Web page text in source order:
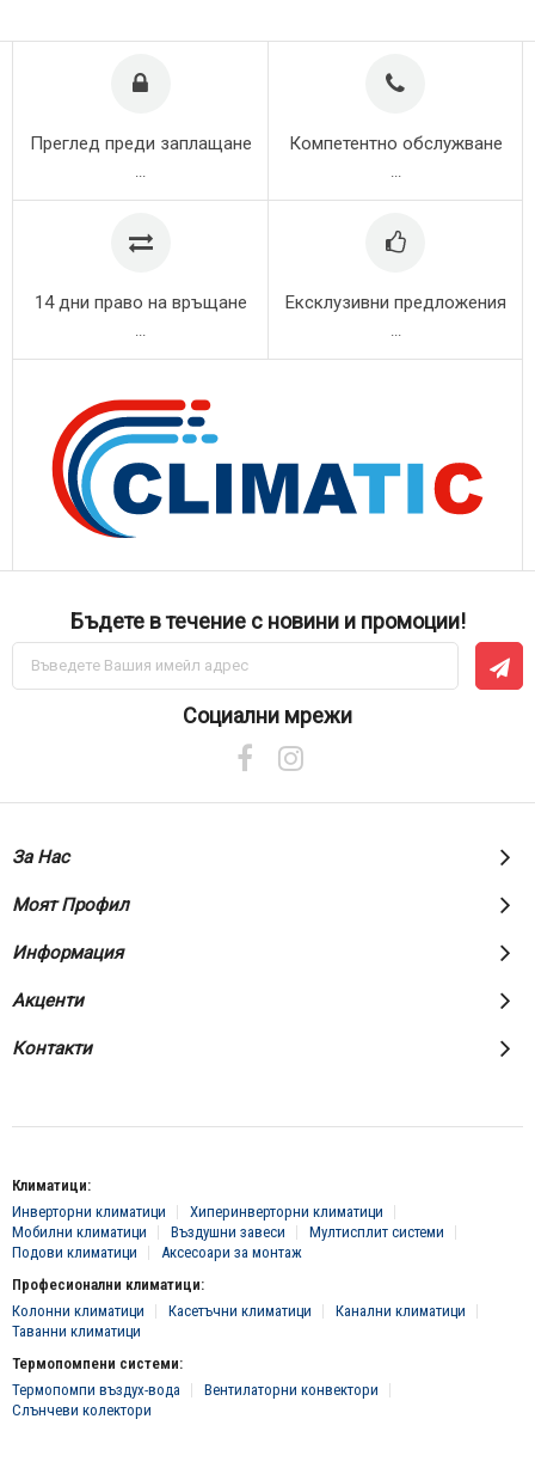
Преглед преди заплащане Компетентно обслужване
14 дни право на връщане Ексклузивни предложения
Бъдете в течение с новини и промоции!
Абонирай
за
Социални мрежи
За Нас
Моят Профил
Информация
Акценти
Контакти
Климатици:
Инверторни климатици
Хиперинверторни климатици
Мобилни климатици
Въздушни завеси
Мултисплит системи
Подови климатици
Аксесоари за монтаж
Професионални климатици:
Колонни климатици
Касетъчни климатици
Канални климатици
Таванни климатици
Термопомпени системи:
Термопомпи въздух-вода
Вентилаторни конвектори
Слънчеви колектори